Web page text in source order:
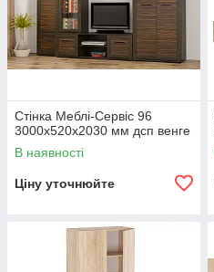
Стінка Меблі-Сервіс 96
3000х520х2030 мм дсп венге
В наявності
Ціну уточнюйте